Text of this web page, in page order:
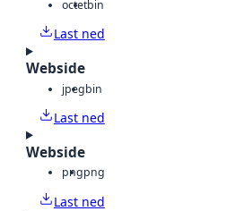
octetbin
Last ned
Webside
jpegbin
Last ned
Webside
pngpng
Last ned